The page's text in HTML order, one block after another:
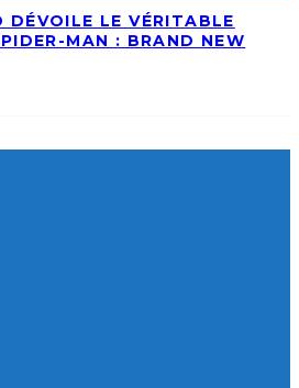
DÉVOILE LE VÉRITABLE
MAN : BRAND NEW